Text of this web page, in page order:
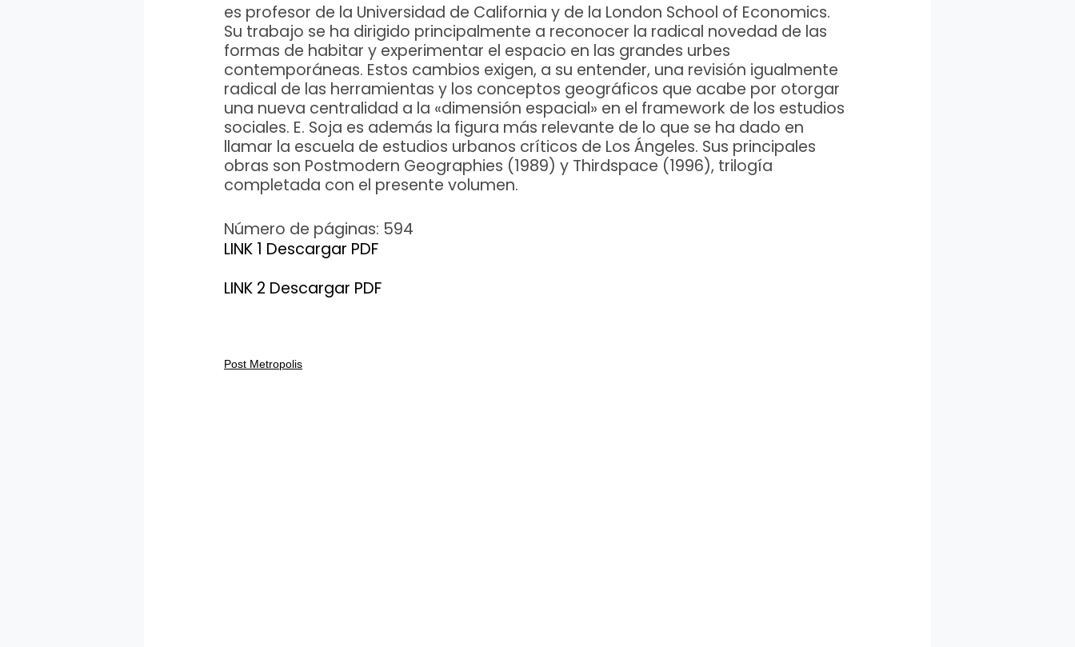
es profesor de la Universidad de California y de la London School of Economics.
Su trabajo se ha dirigido principalmente a reconocer la radical novedad de las
formas de habitar y experimentar el espacio en las grandes urbes
contemporáneas. Estos cambios exigen, a su entender, una revisión igualmente
radical de las herramientas y los conceptos geográficos que acabe por otorgar
una nueva centralidad a la «dimensión espacial» en el framework de los estudios
sociales. E. Soja es además la figura más relevante de lo que se ha dado en
llamar la escuela de estudios urbanos críticos de Los Ángeles. Sus principales
obras son Postmodern Geographies (1989) y Thirdspace (1996), trilogía
completada con el presente volumen.
Número de páginas: 594
LINK 1 Descargar PDF
LINK 2 Descargar PDF
Post Metropolis